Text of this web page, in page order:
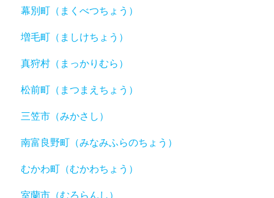
幕別町（まくべつちょう）
増毛町（ましけちょう）
真狩村（まっかりむら）
松前町（まつまえちょう）
三笠市（みかさし）
南富良野町（みなみふらのちょう）
むかわ町（むかわちょう）
室蘭市（むろらんし）